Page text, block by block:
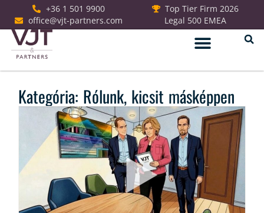
+36 1 501 9900
office@vjt-partners.com
Top Tier Firm 2026
Legal 500 EMEA
Kategória: Rólunk, kicsit másképpen